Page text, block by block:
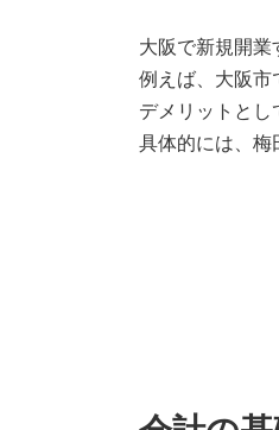
大阪で新規開
例えば、大阪市
デメリットと
具体的には、梅